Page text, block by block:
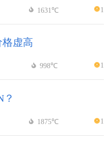
1631℃ 1
虚高
998℃ 1
1875℃ 1